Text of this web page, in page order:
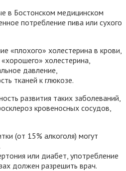
в Бостонском медицинском
потребление пива или сухого
«плохого» холестерина в крови,
холестерина,
давление,
тканей к глюкозе.
развития таких заболеваний,
кровеносных сосудов,
(от 15% алкоголя) могут
или диабет, употребление
должен разрешить врач.